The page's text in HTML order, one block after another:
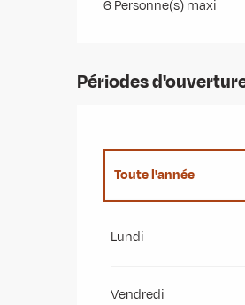
6 Personne(s) maxi
Périodes
Toute l'année
1 janvier 2027
Lundi
Vendredi